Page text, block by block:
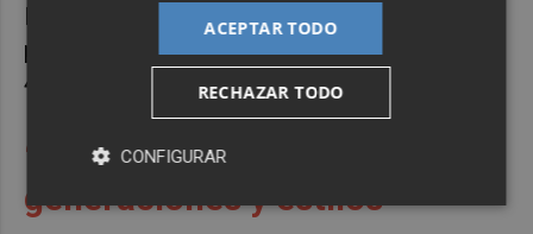
los asistentes a unirse a las diferentes
propuestas del programa de celebración del
40 aniversario de la ADCV.
“Encuentro entre
generaciones y estilos"
ACEPTAR TODO
RECHAZAR TODO
CONFIGURAR